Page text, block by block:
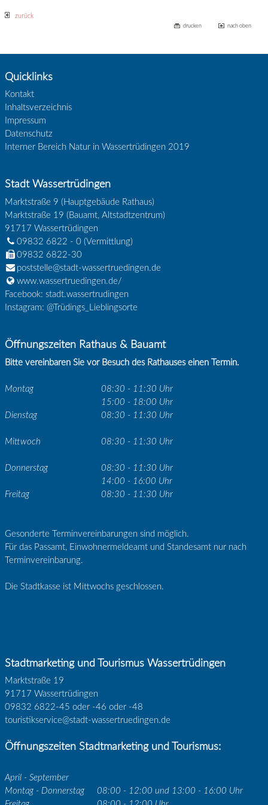
zurück
drucken nach oben
Quicklinks
Kontakt
Inhaltsverzeichnis
Impressum
Datenschutz
Interner Bereich Natur in Wassertrüdingen 2019
Stadt Wassertrüdingen
Marktstraße 9 (Hauptgebäude Rathaus)
Marktstraße 19 (Bauamt, Altstadtzentrum)
91717 Wassertrüdingen
09832 6822 - 0(Vermittlung)
09832 6822-30
poststelle@stadt-wassertruedingen.de
www.wassertruedingen.de/
Facebook: stadt.wassertrudingen
Instagram: @Trüdings_Lieblingsorte
Öffnungszeiten Rathaus & Bauamt
Bitte vereinbaren Sie vor Besuch des Rathauses einen Termin.
Montag
08:30 - 11:30 Uhr
15:00 - 18:00 Uhr
Dienstag
08:30 - 11:30 Uhr
Mittwoch 08:30 - 11:30 Uhr
Donnerstag
08:30 - 11:30 Uhr
14:00 - 16:00 Uhr
Freitag
08:30 - 11:30 Uhr
Gesonderte Terminvereinbarungen sind möglich.
Für das Passamt, Einwohnermeldeamt und Standesamt nur nach
Terminvereinbarung.
Die Stadtkasse ist Mittwochs geschlossen.
Stadtmarketing und Tourismus Wassertrüdingen
Marktstraße 19
91717 Wassertrüdingen
09832 6822-45 oder -46 oder -48
touristikservice@stadt-wassertruedingen.de
Öffnungszeiten Stadtmarketing und Tourismus:
April - September
Montag - Donnerstag
08:00 - 12:00 und 13:00 - 16:00 Uhr